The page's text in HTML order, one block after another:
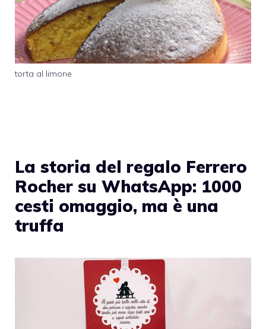
torta al limone
La storia del regalo Ferrero
Rocher su WhatsApp: 1000
cesti omaggio, ma è una
truffa